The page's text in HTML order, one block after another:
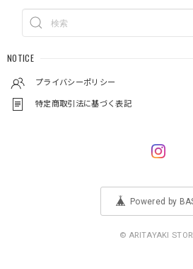
NOTICE
プライバシーポリシー
特定商取引法に基づく表記
Powered by
© ARITAYAKI